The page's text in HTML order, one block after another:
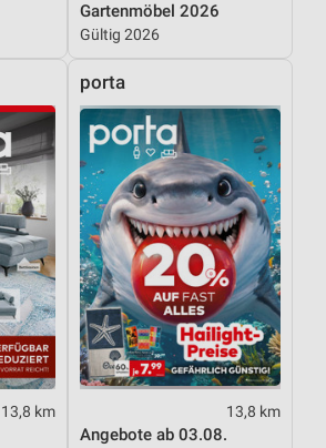
Gartenmöbel 2026
Gültig 2026
13,8 km
porta
13,8 km
Angebote ab 03.08.